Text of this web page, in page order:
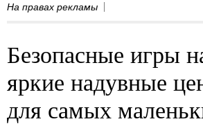
На правах рекламы
Безопасные игры
яркие надувные
для самых